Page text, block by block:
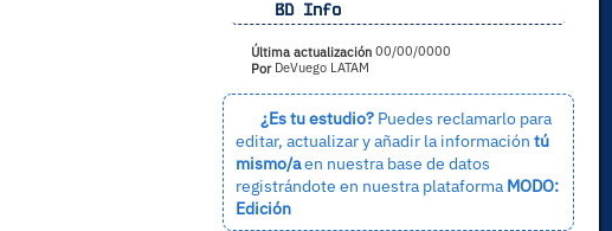
BD Info
Última actualización00/00/0000
PorDeVuego LATAM
¿Es tu estudio?Puedes reclamarlo para
editar, actualizar y añadir la información tú
mismo/aen nuestra base de datos
registrándote en nuestra plataforma MODO:
Edición